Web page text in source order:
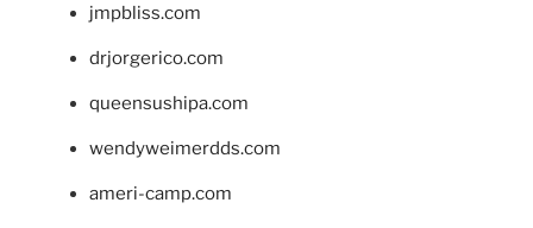
jmpbliss.com
drjorgerico.com
queensushipa.com
wendyweimerdds.com
ameri-camp.com